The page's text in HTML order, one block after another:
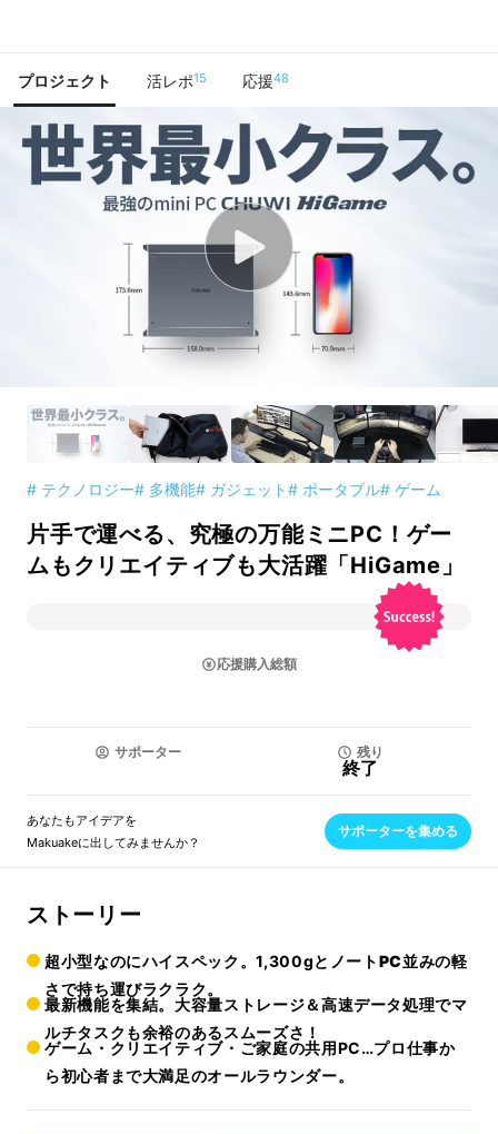
プロジェクト 活レポ15 応援48
# テクノロジー# 多機能# ガジェット# ポータブル# ゲーム
片手で運べる、究極の万能ミニPC！ゲー
ムもクリエイティブも大活躍「HiGame」
応援購入総額
サポーター 残り
終了
あなたもアイデアを
Makuakeに出してみませんか？
サポーターを集める
ストーリー
超小型なのにハイスペック 。1,300gと ノートPC並みの軽
さで持ち運びラクラク。
最新機能を集結。大容量ストレージ＆高速データ処理でマ
ルチタスクも余裕のあるスムーズさ ！
ゲーム・クリエイティブ・ご家庭の共用PC…プロ仕事か
ら初心者まで大満足のオールラウンダー。